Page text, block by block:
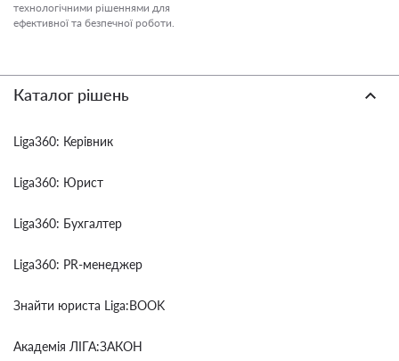
технологічними рішеннями для
ефективної та безпечної роботи.
Каталог рішень
Liga360: Керівник
Liga360: Юрист
Liga360: Бухгалтер
Liga360: PR-менеджер
Знайти юриста Liga:BOOK
Академія ЛІГА:ЗАКОН